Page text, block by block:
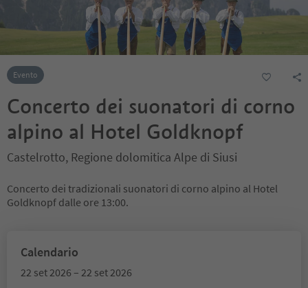
Evento
Concerto dei suonatori di corno
alpino al Hotel Goldknopf
Castelrotto, Regione dolomitica Alpe di Siusi
Concerto dei tradizionali suonatori di corno alpino al Hotel
Goldknopf dalle ore 13:00.
Calendario
22 set 2026 – 22 set 2026